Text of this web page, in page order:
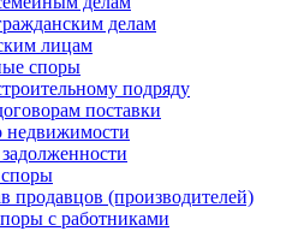
делам
лицам
споры
подряду
поставки
продавцов (производителей)
с работниками